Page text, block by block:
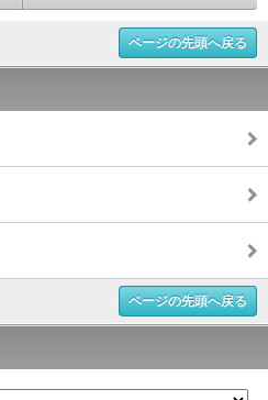
ページの先頭へ戻る
ページの先頭へ戻る